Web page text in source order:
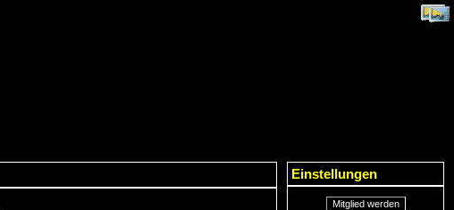
Einstellungen
Mitglied werden